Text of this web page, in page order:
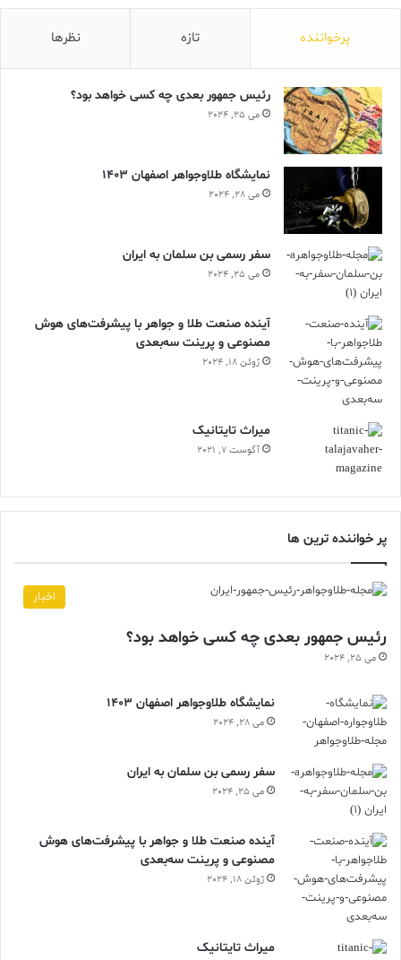
پرخواننده تازه نظرها
رئیس جمهور بعدی چه کسی خواهد بود؟
می 25, 2024
نمایشگاه طلاوجواهر اصفهان 1403
می 28, 2024
سفر رسمی بن سلمان به ایران
می 25, 2024
آینده صنعت طلا و جواهر با پیشرفت‌های هوش
مصنوعی و پرینت سه‌بعدی
ژوئن 18, 2024
ميراث تايتانيک
آگوست 7, 2021
پر خواننده ترین ها
اخبار
رئیس جمهور بعدی چه کسی خواهد بود؟
می 25, 2024
نمایشگاه طلاوجواهر اصفهان 1403
می 28, 2024
سفر رسمی بن سلمان به ایران
می 25, 2024
آینده صنعت طلا و جواهر با پیشرفت‌های هوش
مصنوعی و پرینت سه‌بعدی
ژوئن 18, 2024
ميراث تايتانيک